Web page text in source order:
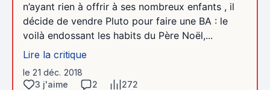
n’ayant rien à offrir à ses nombreux enfants , il
décide de vendre Pluto pour faire une BA : le
voilà endossant les habits du Père Noël,...
Lire la critique
le 21 déc. 2018
3 j'aime
2 272